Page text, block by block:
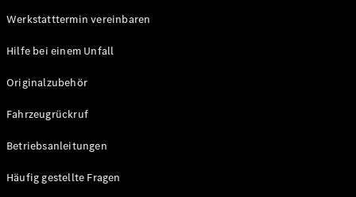
Neuwagenbestand
Gebrauchtwagen
finden
Aktionen
Corporate
Werkstatttermin vereinbaren
Hilfe bei einem Unfall
Originalzubehör
Fahrzeugrückruf
Betriebsanleitungen
Häufig gestellte Fragen